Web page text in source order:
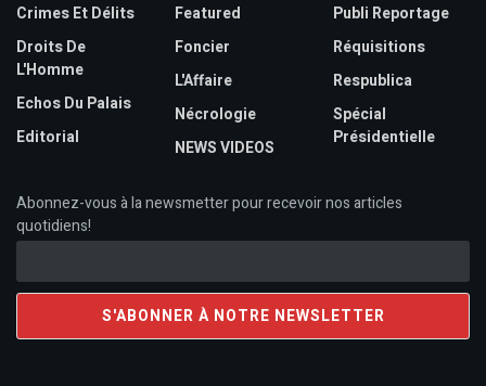
Crimes Et Délits
Droits De
L'Homme
Echos Du Palais
Editorial
Featured
Foncier
L'Affaire
Nécrologie
NEWS VIDEOS
Publi Reportage
Réquisitions
Respublica
Spécial
Présidentielle
Abonnez-vous à la newsmetter pour recevoir nos articles
quotidiens!